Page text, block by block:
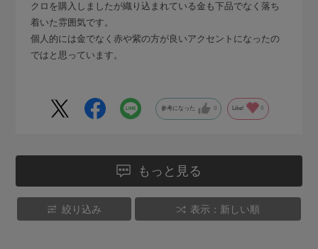
クロを購入しましたが織り込まれている金も下品でなく落ち
着いた雰囲気です。
個人的には金でなく赤や紫の方が良いアクセントになったの
ではと思っています。
参考になった 0 Like! 0
もっと見る
絞り込み 表示：新しい順